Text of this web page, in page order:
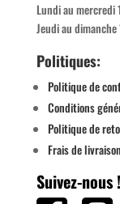
Lundi au mercredi
Jeudi au
Politiques:
Politique de
Conditions
Politique de
Frais de livraison
Suivez-nous !